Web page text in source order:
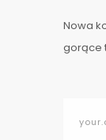
Nowa
gorące